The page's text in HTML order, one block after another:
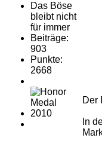
Das Böse
bleibt nicht
für immer
Beiträge:
903
Punkte:
2668
Der
In